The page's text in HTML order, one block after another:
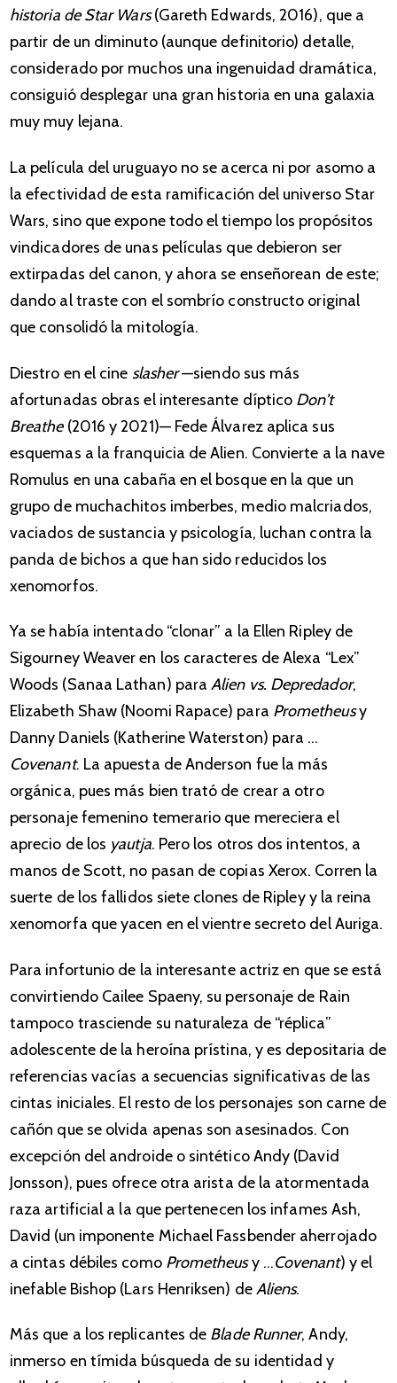
historia de Star Wars(Gareth Edwards, 2016), que a
partir de un diminuto (aunque definitorio) detalle,
considerado por muchos una ingenuidad dramática,
consiguió desplegar una gran historia en una galaxia
muy muy lejana.
La película del uruguayo no se acerca ni por asomo a
la efectividad de esta ramificación del universo Star
Wars, sino que expone todo el tiempo los propósitos
vindicadores de unas películas que debieron ser
extirpadas del canon, y ahora se enseñorean de este;
dando al traste con el sombrío constructo original
que consolidó la mitología.
Diestro en el cine slasher—siendo sus más
afortunadas obras el interesante díptico Don’t
Breathe(2016 y 2021)— Fede Álvarez aplica sus
esquemas a la franquicia de Alien. Convierte a la nave
Romulus en una cabaña en el bosque en la que un
grupo de muchachitos imberbes, medio malcriados,
vaciados de sustancia y psicología, luchan contra la
panda de bichos a que han sido reducidos los
xenomorfos.
Ya se había intentado “clonar” a la Ellen Ripley de
Sigourney Weaver en los caracteres de Alexa “Lex”
Woods (Sanaa Lathan) paraAlien vs. Depredador,
Elizabeth Shaw (Noomi Rapace) para Prometheusy
Danny Daniels (Katherine Waterston) para …
Covenant. La apuesta de Anderson fue la más
orgánica, pues más bien trató de crear a otro
personaje femenino temerario que mereciera el
aprecio de los yautja. Pero los otros dos intentos, a
manos de Scott, no pasan de copias Xerox. Corren la
suerte de los fallidos siete clones de Ripley y la reina
xenomorfa que yacen en el vientre secreto del Auriga.
Para infortunio de la interesante actriz en que se está
convirtiendo Cailee Spaeny, su personaje de Rain
tampoco trasciende su naturaleza de “réplica”
adolescente de la heroína prístina, y es depositaria de
referencias vacías a secuencias significativas de las
cintas iniciales. El resto de los personajes son carne de
cañón que se olvida apenas son asesinados. Con
excepción del androide o sintético Andy (David
Jonsson), pues ofrece otra arista de la atormentada
raza artificial a la que pertenecen los infames Ash,
David (un imponente Michael Fassbender aherrojado
a cintas débiles como Prometheusy …Covenant) y el
inefable Bishop (Lars Henriksen) deAliens.
Más que a los replicantes de Blade Runner, Andy,
inmerso en tímida búsqueda de su identidad y